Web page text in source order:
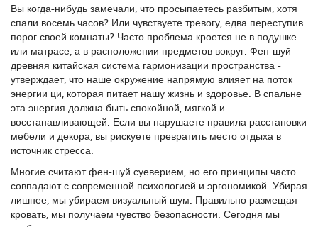
Вы когда-нибудь замечали, что просыпаетесь разбитым, хотя
спали восемь часов? Или чувствуете тревогу, едва переступив
порог своей комнаты? Часто проблема кроется не в подушке
или матрасе, а в расположении предметов вокруг. Фен-шуй -
древняя китайская система гармонизации пространства -
утверждает, что наше окружение напрямую влияет на поток
энергии ци, которая питает нашу жизнь и здоровье. В спальне
эта энергия должна быть спокойной, мягкой и
восстанавливающей. Если вы нарушаете правила расстановки
мебели и декора, вы рискуете превратить место отдыха в
источник стресса.
Многие считают фен-шуй суеверием, но его принципы часто
совпадают с современной психологией и эргономикой. Убирая
лишнее, мы убираем визуальный шум. Правильно размещая
кровать, мы получаем чувство безопасности. Сегодня мы